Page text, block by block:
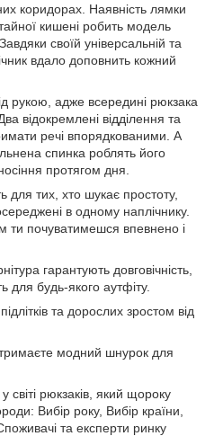
коридорах. Наявність лямки
кишені робить модель
своїй універсальній та
вдало доповнить кожний
рукою, адже всередині рюкзака
відокремлені відділення та
речі впорядкованими. А
спинка роблять його
протягом дня.
для тих, хто шукає простоту,
в одному наплічнику.
ти почуватимешся впевнено і
гарантують довговічність,
для будь-якого аутфіту.
та дорослих зростом від
модний шнурок для
рюкзаків, який щороку
Вибір року, Вибір країни,
та експерти ринку